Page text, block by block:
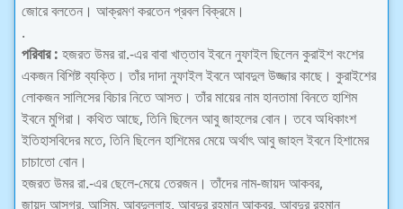
জোরে বলতেন। আক্রমণ করতেন প্রবল বিক্রমে।
.
পরিবার : হজরত উমর রা.-এর বাবা খাত্তাব ইবনে নুফাইল ছিলেন কুরাইশ বংশের
একজন বিশিষ্ট ব্যক্তি। তাঁর দাদা নুফাইল ইবনে আবদুল উজ্জার কাছে। কুরাইশের
লােকজন সালিসের বিচার নিতে আসত। তাঁর মায়ের নাম হানতামা বিনতে হাশিম
ইবনে মুগিরা। কথিত আছে, তিনি ছিলেন আবু জাহলের বােন। তবে অধিকাংশ
ইতিহাসবিদের মতে, তিনি ছিলেন হাশিমের মেয়ে অর্থাৎ আবু জাহল ইবনে হিশামের
চাচাতাে বােন।
হজরত উমর রা.-এর ছেলে-মেয়ে তেরজন। তাঁদের নাম-জায়দ আকবর,
জায়দ আসগর, আসিম, আবদুল্লাহ, আবদুর রহমান আকবর, আবদুর রহমান